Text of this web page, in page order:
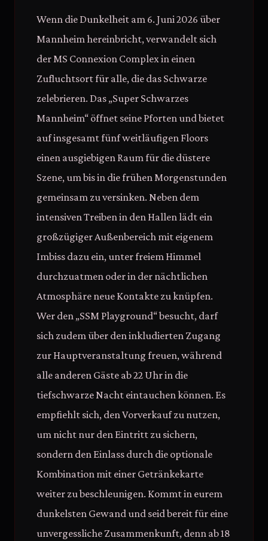
Wenn die Dunkelheit am 6. Juni 2026 über
Mannheim hereinbricht, verwandelt sich
der MS Connexion Complex in einen
Zufluchtsort für alle, die das Schwarze
zelebrieren. Das „Super Schwarzes
Mannheim“ öffnet seine Pforten und bietet
auf insgesamt fünf weitläufigen Floors
einen ausgiebigen Raum für die düstere
Szene, um bis in die frühen Morgenstunden
gemeinsam zu versinken. Neben dem
intensiven Treiben in den Hallen lädt ein
großzügiger Außenbereich mit eigenem
Imbiss dazu ein, unter freiem Himmel
durchzuatmen oder in der nächtlichen
Atmosphäre neue Kontakte zu knüpfen.
Wer den „SSM Playground“ besucht, darf
sich zudem über den inkludierten Zugang
zur Hauptveranstaltung freuen, während
alle anderen Gäste ab 22 Uhr in die
tiefschwarze Nacht eintauchen können. Es
empfiehlt sich, den Vorverkauf zu nutzen,
um nicht nur den Eintritt zu sichern,
sondern den Einlass durch die optionale
Kombination mit einer Getränkekarte
weiter zu beschleunigen. Kommt in eurem
dunkelsten Gewand und seid bereit für eine
unvergessliche Zusammenkunft, denn ab 18